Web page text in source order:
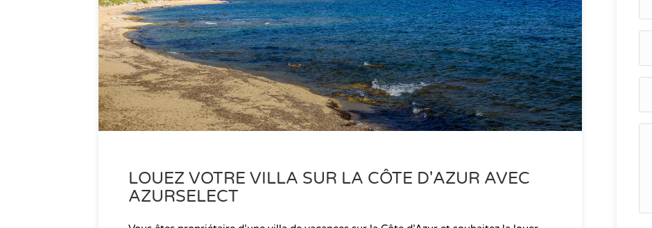
LOUEZ VOTRE VILLA SUR LA CÔTE D'AZUR AVEC
AZURSELECT